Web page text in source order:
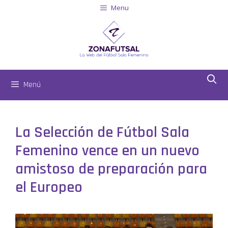
Menu
Menú
La Selección de Fútbol Sala
Femenino vence en un nuevo
amistoso de preparación para
el Europeo